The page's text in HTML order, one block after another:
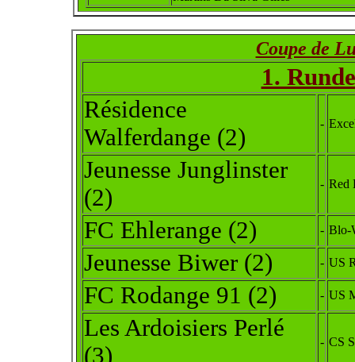
Coupe de
1.
Résidence
Walferdange (2)
-
Jeunesse Junglinster
(2)
- Red
FC Ehlerange (2) - Blo-
Jeunesse Biwer (2) - US
FC Rodange 91 (2) - US
Les Ardoisiers Perlé
(3)
- CS